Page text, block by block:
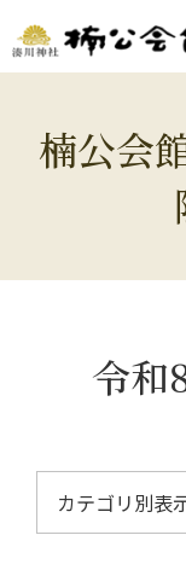
楠公会
令和